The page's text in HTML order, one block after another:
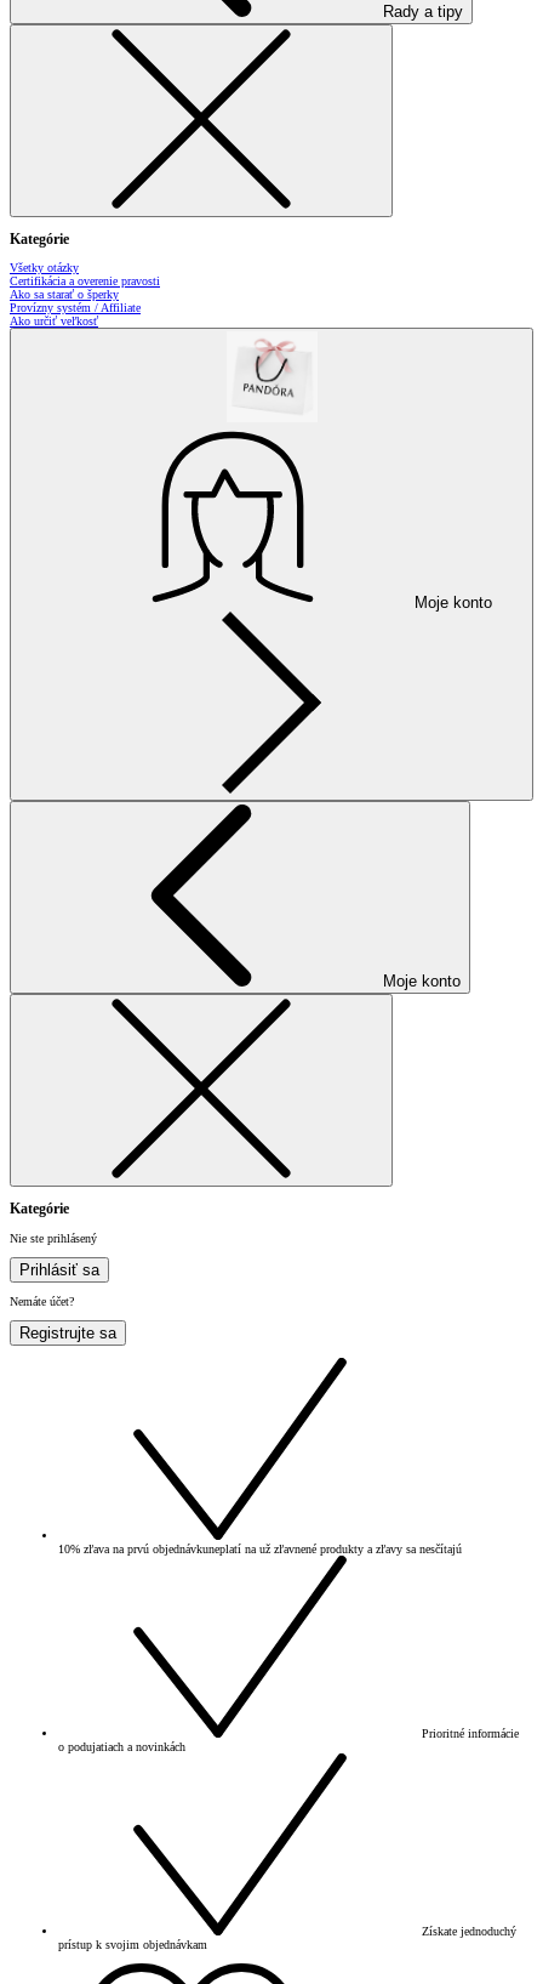
Rady a tipy
Kategórie
Všetky otázky
Certifikácia a overenie pravosti
Ako sa starať o šperky
Provízny systém / Affiliate
Ako určiť veľkosť
Moje konto
Moje konto
Kategórie
Nie ste prihlásený
Prihlásiť sa
Nemáte účet?
Registrujte sa
10% zľava na prvú objednávkuneplatí na už zľavnené produkty a zľavy sa nesčítajú
Prioritné informácie
o podujatiach a novinkách
Získate jednoduchý
prístup k svojim objednávkam